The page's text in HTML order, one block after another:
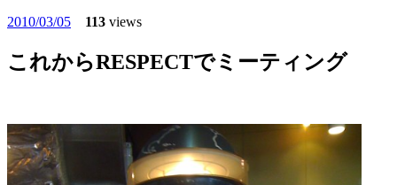
2010/03/05
113 views
これからRESPECTでミーティング